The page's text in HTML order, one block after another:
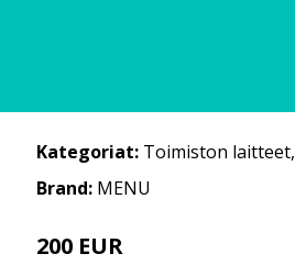
Kategoriat: Toimiston laitteet,
Brand: MENU
200 EUR